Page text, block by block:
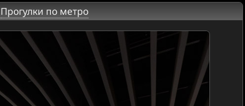
Прогулки по метро